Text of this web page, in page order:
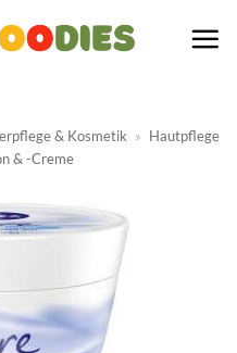
& Kosmetik » Hautpflege
& -Creme